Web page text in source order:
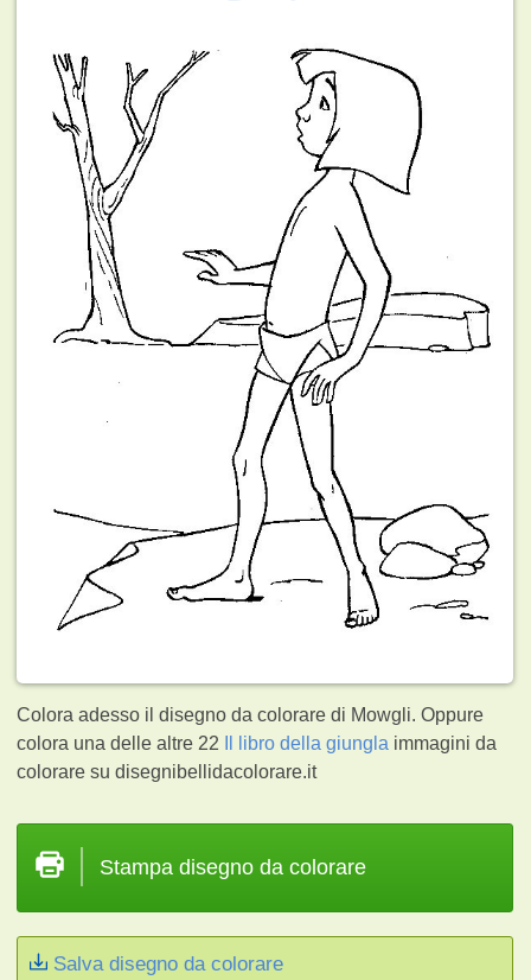
Colora adesso il disegno da colorare di Mowgli. Oppure
colora una delle altre 22
Il libro della giungla immagini da
colorare su disegnibellidacolorare.it
Stampa disegno da colorare
Salva disegno da colorare